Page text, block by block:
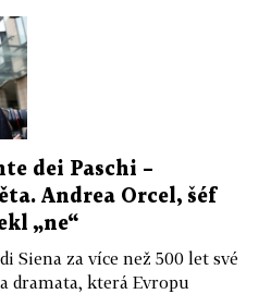
dei Paschi –
Andrea Orcel, šéf
„ne“
Siena za více než 500 let své
dramata, která Evropu